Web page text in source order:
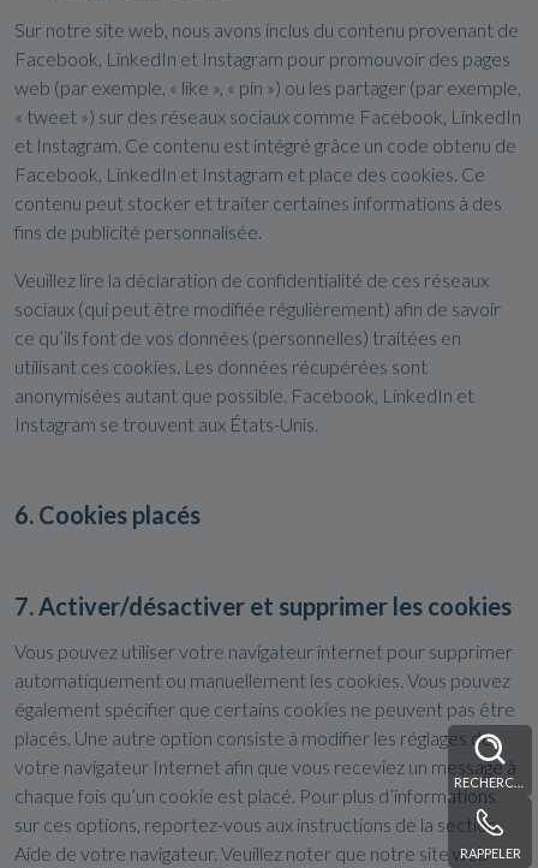
RAPPELER
Sur notre site web, nous avons inclus du contenu provenant de
Facebook, LinkedIn et Instagram pour promouvoir des pages
web (par exemple, « like », « pin ») ou les partager (par exemple,
« tweet ») sur des réseaux sociaux comme Facebook, LinkedIn
et Instagram. Ce contenu est intégré grâce un code obtenu de
Facebook, LinkedIn et Instagram et place des cookies. Ce
contenu peut stocker et traiter certaines informations à des
fins de publicité personnalisée.
Veuillez lire la déclaration de confidentialité de ces réseaux
sociaux (qui peut être modifiée régulièrement) afin de savoir
ce qu’ils font de vos données (personnelles) traitées en
utilisant ces cookies. Les données récupérées sont
anonymisées autant que possible. Facebook, LinkedIn et
Instagram se trouvent aux États-Unis.
6. Cookies placés
7. Activer/désactiver et supprimer les cookies
Vous pouvez utiliser votre navigateur internet pour supprimer
automatiquement ou manuellement les cookies. Vous pouvez
également spécifier que certains cookies ne peuvent pas être
placés. Une autre option consiste à modifier les réglages de
votre navigateur Internet afin que vous receviez un message à
chaque fois qu’un cookie est placé. Pour plus d’informations
sur ces options, reportez-vous aux instructions de la section
Aide de votre navigateur. Veuillez noter que notre site web